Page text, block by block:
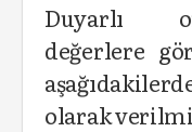
Duyarlı
değerlere
olarak